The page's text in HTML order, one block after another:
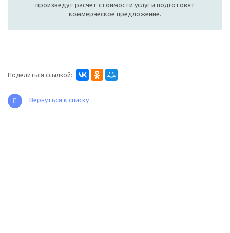
произведут расчет стоимости услуг и подготовят
коммерческое предложение.
Поделиться ссылкой:
Вернуться к списку